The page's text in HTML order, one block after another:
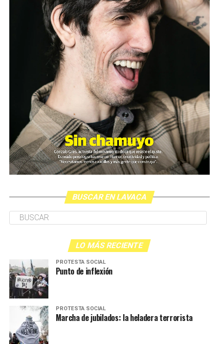
BUSCAR EN LAVACA
LO MÁS RECIENTE
PROTESTA SOCIAL
Punto de inflexión
PROTESTA SOCIAL
Marcha de jubilados: la heladera terrorista